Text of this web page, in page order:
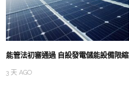
能管法初審通過 自設發電儲能設備限縮
3 天 AGO